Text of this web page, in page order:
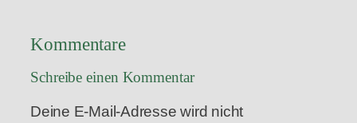
Kommentare
Schreibe einen Kommentar
Deine E-Mail-Adresse wird nicht